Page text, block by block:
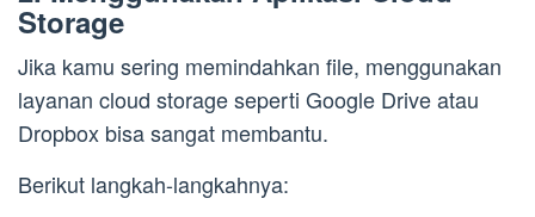
Storage
Jika kamu sering memindahkan file, menggunakan
layanan cloud storage seperti Google Drive atau
Dropbox bisa sangat membantu.
Berikut langkah-langkahnya: